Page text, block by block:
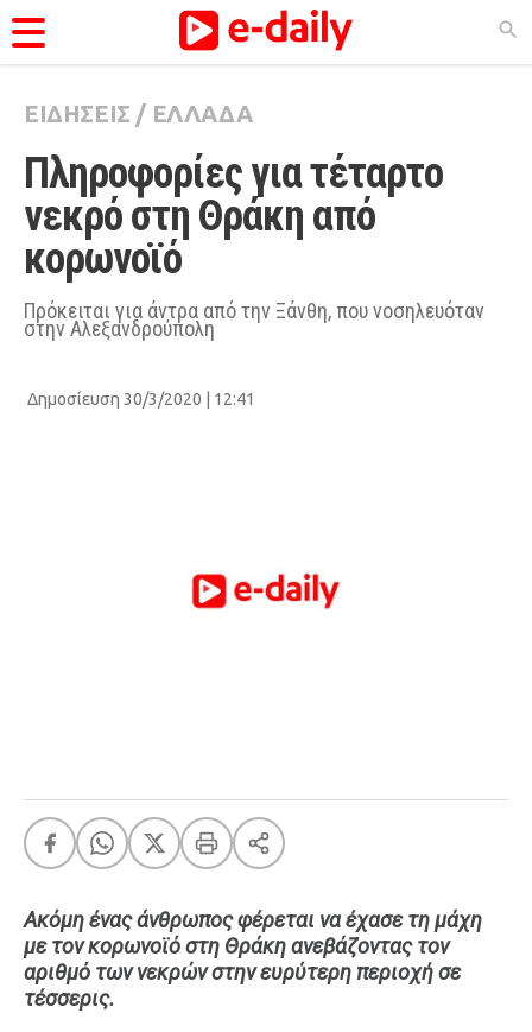
ΚΑΤΗΓΟΡΊΕΣ
Ειδήσεις
Θέματα
Videos
Podcasts
Viral
Life
A-List LGBTQI+
LIFE
ΕΙΔΗΣΕΙΣ / ΕΛΛΑΔΑ
Πληροφορίες για τέταρτο
νεκρό στη Θράκη από
κορωνοϊό
Πρόκειται για άντρα από την Ξάνθη, που νοσηλευόταν
στην Αλεξανδρούπολη
Δημοσίευση 30/3/2020 | 12:41
Ακόμη ένας άνθρωπος φέρεται να έχασε τη μάχη
με τον κορωνοϊό στη Θράκη ανεβάζοντας τον
αριθμό των νεκρών στην ευρύτερη περιοχή σε
τέσσερις.